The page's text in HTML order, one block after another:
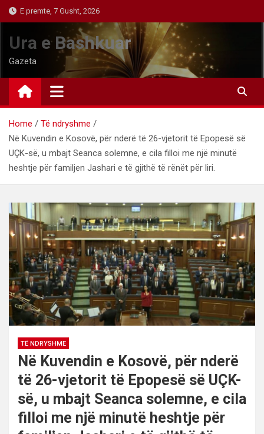
Skip
to
content
E premte, 7 Gusht, 2026
Ura e Bashkuar
Gazeta
Home
Të ndryshme
Në Kuvendin e Kosovë, për nderë të 26-vjetorit të Epopesë së
UÇK-së, u mbajt Seanca solemne, e cila filloi me një minutë
heshtje për familjen Jashari e të gjithë të rënët për liri.
TË NDRYSHME
Në Kuvendin e Kosovë, për nderë
të 26-vjetorit të Epopesë së UÇK-
së, u mbajt Seanca solemne, e cila
filloi me një minutë heshtje për